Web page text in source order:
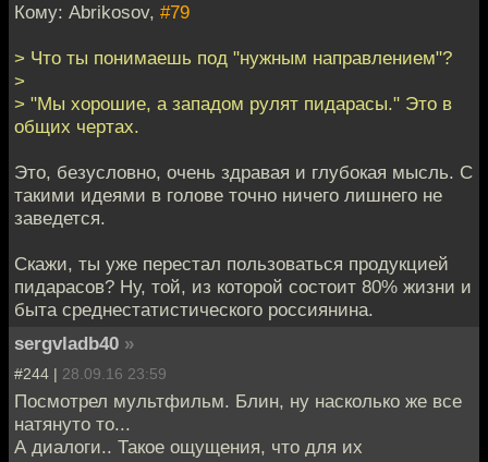
Кому: Abrikosov, #79
> Что ты понимаешь под "нужным направлением"?
>
> "Мы хорошие, а западом рулят пидарасы." Это в
общих чертах.
Это, безусловно, очень здравая и глубокая мысль. С
такими идеями в голове точно ничего лишнего не
заведется.
Скажи, ты уже перестал пользоваться продукцией
пидарасов? Ну, той, из которой состоит 80% жизни и
быта среднестатистического россиянина.
sergvladb40 »
#244 | 28.09.16 23:59
Посмотрел мультфильм. Блин, ну насколько же все
натянуто то...
А диалоги.. Такое ощущения, что для их